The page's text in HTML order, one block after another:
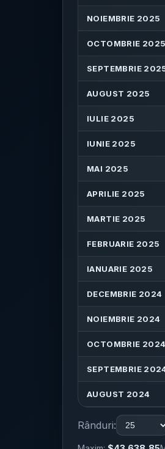
NOIEMBRIE 2025
OCTOMBRIE 2025
SEPTEMBRIE
AUGUST 2025
IULIE 2025
IUNIE 2025
MAI 2025
APRILIE 2025
MARTIE 2025
FEBRUARIE 2025
IANUARIE 2025
DECEMBRIE 2024
NOIEMBRIE 2024
OCTOMBRIE 2024
SEPTEMBRIE
AUGUST 2024
Rânduri: